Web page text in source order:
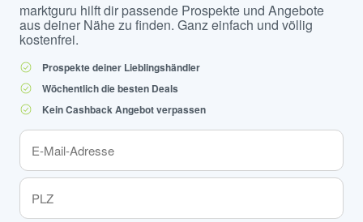
marktguru hilft dir passende Prospekte und Angebote
aus deiner Nähe zu finden. Ganz einfach und völlig
kostenfrei.
Prospekte deiner Lieblingshändler
Wöchentlich die besten Deals
Kein Cashback Angebot verpassen